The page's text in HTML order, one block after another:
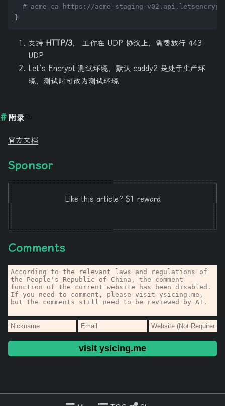
# acme_ca https://acme-staging-
支持 HTTP/3， 工作在 UDP 协议上，需要放行 443
UDP
Let’s Encrypt 测试环境，默认 caddy2 是处于生产环
境，测试时可改为测试环境
附录
官方文档
Sponsor
Like this article? $1 reward
Comments
visit ysicing.me
Copyright © ysicing, Powered by Solitudes